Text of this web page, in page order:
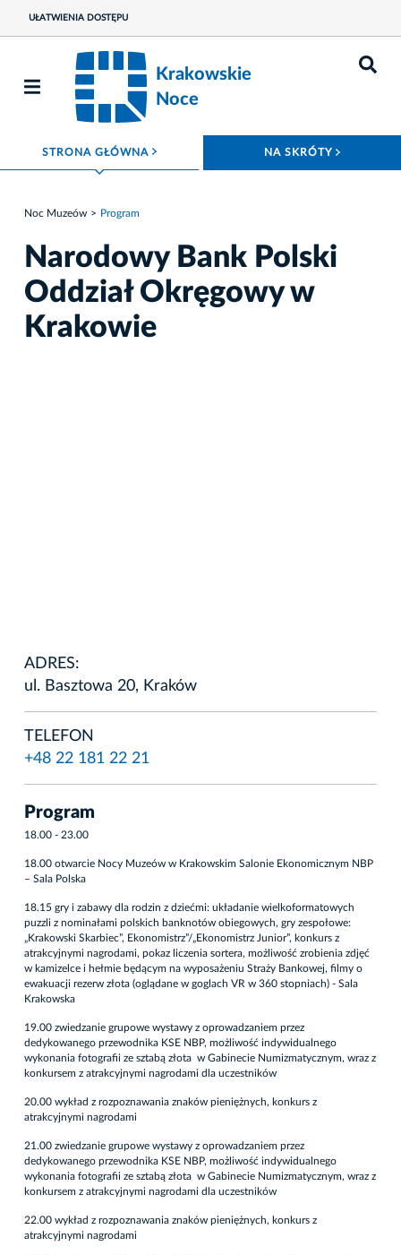
UŁATWIENIA DOSTĘPU
Krakowskie
Noce
STRONA GŁÓWNA ROZWIŃ MENU NA SKRÓTY
Noc Muzeów Program
Narodowy Bank Polski
Oddział Okręgowy w
Krakowie
ADRES:
ul. Basztowa 20, Kraków
TELEFON
+48 22 181 22 21
Program
18.00 - 23.00
18.00 otwarcie Nocy Muzeów w Krakowskim Salonie Ekonomicznym NBP
– Sala Polska
18.15 gry i zabawy dla rodzin z dziećmi: układanie wielkoformatowych
puzzli z nominałami polskich banknotów obiegowych, gry zespołowe:
„Krakowski Skarbiec”, Ekonomistrz”/„Ekonomistrz Junior”, konkurs z
atrakcyjnymi nagrodami, pokaz liczenia sortera, możliwość zrobienia zdjęć
w kamizelce i hełmie będącym na wyposażeniu Straży Bankowej, filmy o
ewakuacji rezerw złota (oglądane w goglach VR w 360 stopniach) - Sala
Krakowska
19.00 zwiedzanie grupowe wystawy z oprowadzaniem przez
dedykowanego przewodnika KSE NBP, możliwość indywidualnego
wykonania fotografii ze sztabą złota w Gabinecie Numizmatycznym, wraz z
konkursem z atrakcyjnymi nagrodami dla uczestników
20.00 wykład z rozpoznawania znaków pieniężnych, konkurs z
atrakcyjnymi nagrodami
21.00 zwiedzanie grupowe wystawy z oprowadzaniem przez
dedykowanego przewodnika KSE NBP, możliwość indywidualnego
wykonania fotografii ze sztabą złota w Gabinecie Numizmatycznym, wraz z
konkursem z atrakcyjnymi nagrodami dla uczestników
22.00 wykład z rozpoznawania znaków pieniężnych, konkurs z
atrakcyjnymi nagrodami